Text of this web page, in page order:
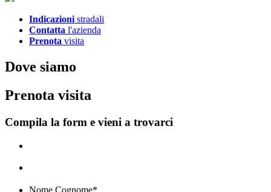
Indicazioni stradali
Contatta l'azienda
Prenota visita
Dove siamo
Prenota visita
Compila la form e vieni a trovarci
Nome Cognome*